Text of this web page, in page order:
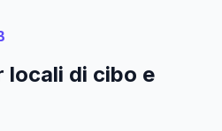
locali di cibo e